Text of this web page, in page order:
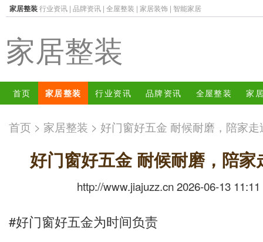
家居整装行业资讯 | 品牌资讯 | 全屋整装 | 家居装饰 | 智能家居
家居整装
首页 家居整装 行业资讯 品牌资讯 全屋整装 家
首页 > 家居整装 > 好门窗好五金 耐候耐磨，陪家
好门窗好五金 耐候耐磨，陪家
http://www.jiajuzz.cn 2026-06-13 11:11
#好门窗好五金为时间负责